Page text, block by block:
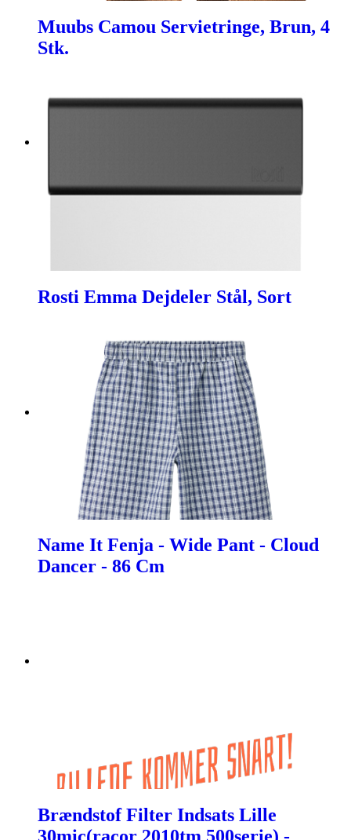
Muubs Camou Servietringe, Brun, 4
Stk.
Rosti Emma Dejdeler Stål, Sort
Name It Fenja - Wide Pant - Cloud
Dancer - 86 Cm
Brændstof Filter Indsats Lille